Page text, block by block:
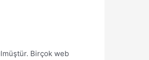
Birçok web